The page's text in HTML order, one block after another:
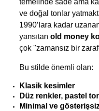
ve doğal tonlar
1990’lara kadar
yansıtan old money
çok "zamansız bir
Bu stilde önemli olan:
Klasik kesimler
Düz renkler, pastel
Minimal ve